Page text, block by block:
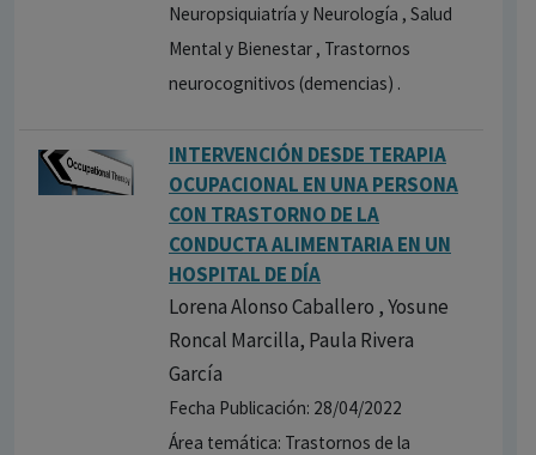
Neuropsiquiatría y Neurología , Salud
Mental y Bienestar , Trastornos
neurocognitivos (demencias) .
INTERVENCIÓN DESDE TERAPIA
OCUPACIONAL EN UNA PERSONA
CON TRASTORNO DE LA
CONDUCTA ALIMENTARIA EN UN
HOSPITAL DE DÍA
Lorena Alonso Caballero , Yosune
Roncal Marcilla, Paula Rivera
García
Fecha Publicación: 28/04/2022
Área temática: Trastornos de la